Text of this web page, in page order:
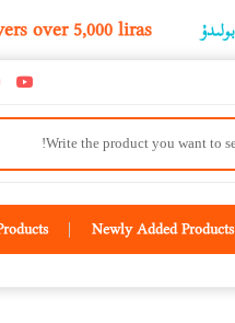
buyers over 5,000 liras
Newly Added Products